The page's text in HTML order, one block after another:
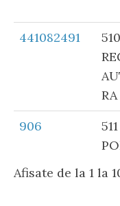
441082491
RA
906
Afisate de la 1 la